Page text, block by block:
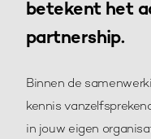
betekent het
partnership.
Binnen de
kennis
in jouw eigen